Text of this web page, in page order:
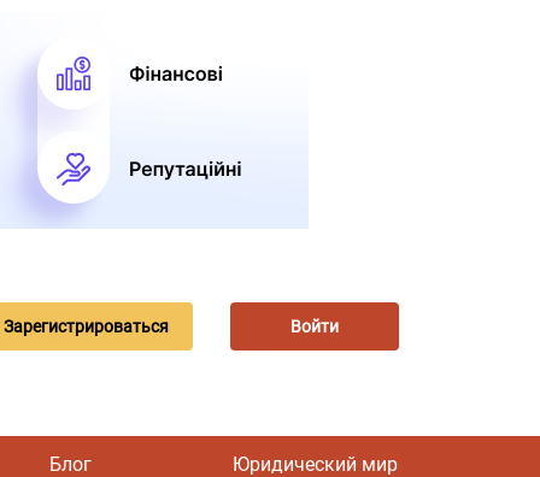
Зарегистрироваться Войти
Блог Юридический мир